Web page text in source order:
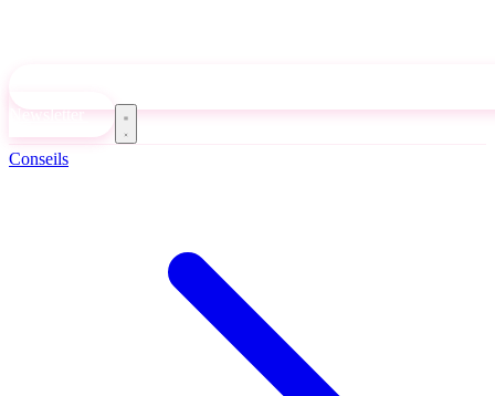
Newsletter
Conseils